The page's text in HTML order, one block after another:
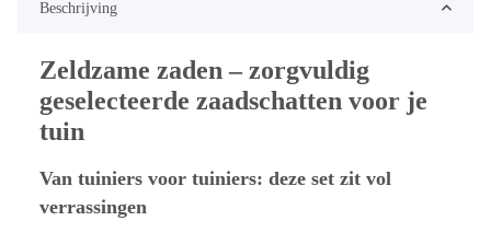
Beschrijving
Zeldzame zaden – zorgvuldig
geselecteerde zaadschatten voor je
tuin
Van tuiniers voor tuiniers: deze set zit vol
verrassingen